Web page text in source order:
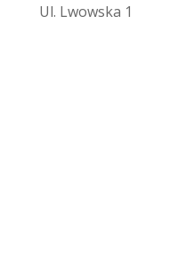
Ul. Lwowska 1